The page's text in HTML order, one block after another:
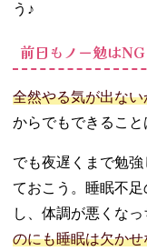
けて勉強す
るのもアリ
− リラック
スできるこ
とで息抜き
04. テスト前日に
やってはいけな
いこと
− ゲーム＆
スマホ
う♪
前日もノー勉はNG
全然やる気が出な
からでもできること
でも夜遅くまで勉
ておこう。睡眠不
し、体調が悪くなっ
のにも睡眠は欠か